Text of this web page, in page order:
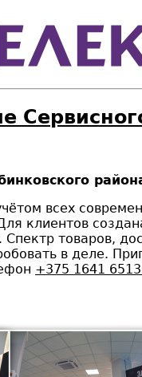
всех
клиентов
товаров,
в деле.
+375 1641